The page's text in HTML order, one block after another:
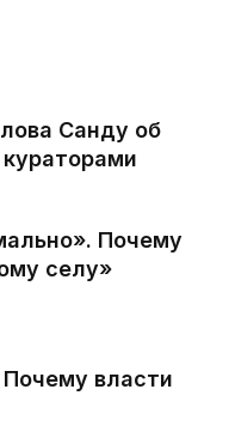
Санду об
Почему
селу»
власти